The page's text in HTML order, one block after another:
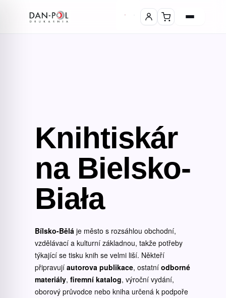
Knihtiskár
na Bielsko-
Biała
Bílsko-Bělá je město s rozsáhlou obchodní,
vzdělávací a kulturní základnou, takže potřeby
týkající se tisku knih se velmi liší. Někteří
připravují autorova publikace, ostatní odborné
materiály, firemní katalog, výroční vydání,
oborový průvodce nebo kniha určená k podpoře